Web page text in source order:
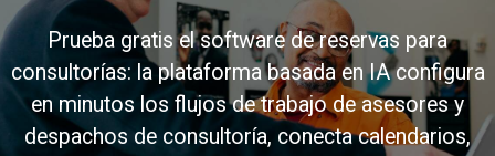
Prueba gratis el software de reservas para
consultorías: la plataforma basada en IA configura
en minutos los flujos de trabajo de asesores y
despachos de consultoría, conecta calendarios,